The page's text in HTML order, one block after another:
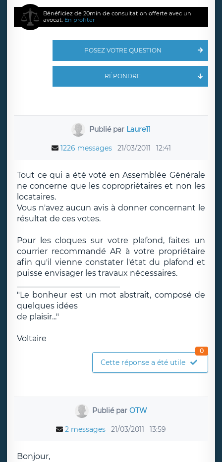
Bénéficiez de 20min de consultation offerte avec un
avocat. En profiter
POSEZ VOTRE QUESTION
RÉPONDRE
Publié par Laure11
1226 messages 21/03/2011 12:41
Tout ce qui a été voté en Assemblée Générale
ne concerne que les copropriétaires et non les
locataires.
Vous n'avez aucun avis à donner concernant le
résultat de ces votes.
Pour les cloques sur votre plafond, faites un
courrier recommandé AR à votre propriétaire
afin qu'il vienne constater l'état du plafond et
puisse envisager les travaux nécessaires.
"Le bonheur est un mot abstrait, composé de
quelques idées
de plaisir..."
Voltaire
Cette réponse a été utile
0
Publié parOTW
2 messages 21/03/2011 13:59
Bonjour,